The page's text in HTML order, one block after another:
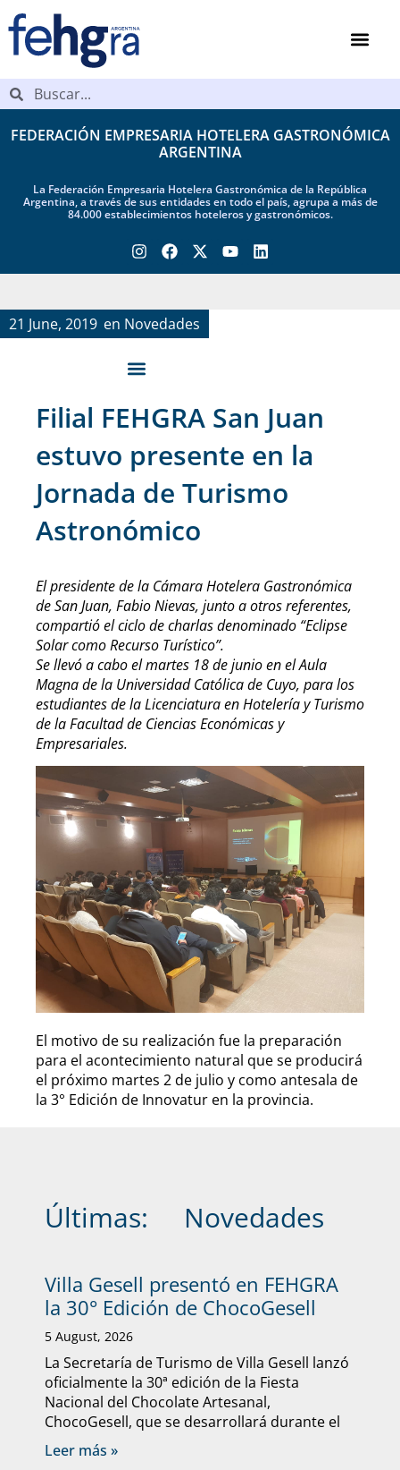
FEDERACIÓN EMPRESARIA HOTELERA GASTRONÓMICA
ARGENTINA
La Federación Empresaria Hotelera Gastronómica de la República
Argentina, a través de sus entidades en todo el país, agrupa a más de
84.000 establecimientos hoteleros y gastronómicos.
21 June, 2019 en Novedades
Filial FEHGRA San Juan
estuvo presente en la
Jornada de Turismo
Astronómico
El presidente de la Cámara Hotelera Gastronómica
de San Juan, Fabio Nievas, junto a otros referentes,
compartió el ciclo de charlas denominado “Eclipse
Solar como Recurso Turístico”.
Se llevó a cabo el martes 18 de junio en el Aula
Magna de la Universidad Católica de Cuyo, para los
estudiantes de la Licenciatura en Hotelería y Turismo
de la Facultad de Ciencias Económicas y
Empresariales.
El motivo de su realización fue la preparación
para el acontecimiento natural que se producirá
el próximo martes 2 de julio y como antesala de
la 3° Edición de Innovatur en la provincia.
Últimas: Novedades
Villa Gesell presentó en FEHGRA
la 30° Edición de ChocoGesell
5 August, 2026
La Secretaría de Turismo de Villa Gesell lanzó
oficialmente la 30ª edición de la Fiesta
Nacional del Chocolate Artesanal,
ChocoGesell, que se desarrollará durante el
Leer más »